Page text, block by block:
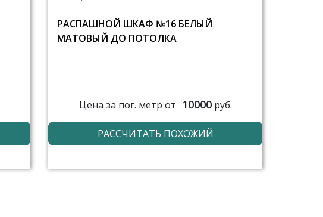
РАСПАШНОЙ ШКАФ №16 БЕЛЫЙ
МАТОВЫЙ ДО ПОТОЛКА
Цена за пог. метр от 10000руб.
РАССЧИТАТЬ ПОХОЖИЙ